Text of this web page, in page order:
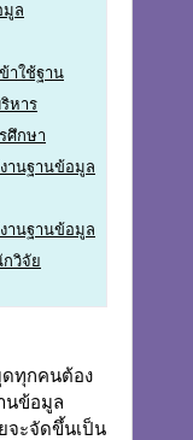
มูล
าใช้ฐาน
หาร
ศึกษา
านฐานข้อมูล
านฐานข้อมูล
วิจัย
ดทุกคนต้อง
นข้อมูล
จะจัดขึ้นเป็น